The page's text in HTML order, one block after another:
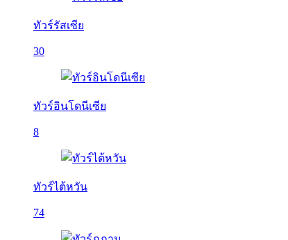
ทัวร์รัสเซีย
30
ทัวร์อินโดนีเซีย
8
ทัวร์ไต้หวัน
74